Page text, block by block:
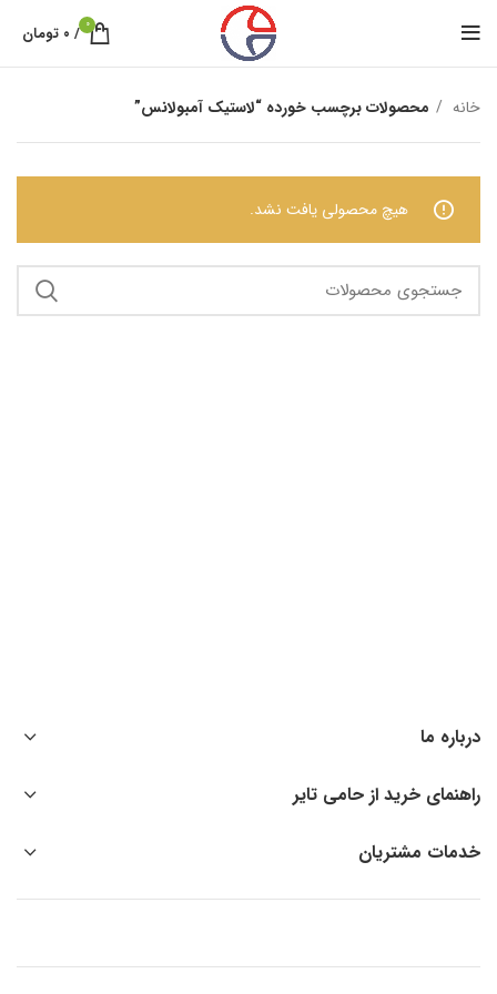
0
/ ۰ تومان
خانه محصولات برچسب خورده “لاستیک آمبولانس”
هیچ محصولی یافت نشد.
درباره ما
راهنمای خرید از حامی تایر
خدمات مشتریان